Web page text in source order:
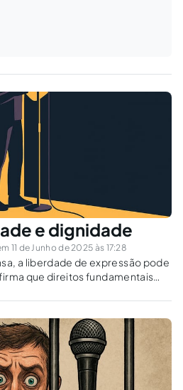
e dignidade
11 de Junho de 2025 às 17:28
a liberdade de expressão pode
que direitos fundamentais